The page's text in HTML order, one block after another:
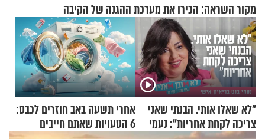
מקור השראה: הכירו את מערכת ההגנה של הקיבה
"לא שאלו אותי. הבנתי שאני
צריכה לקחת אחריות": נעמי
אחרי תשעה באב חוזרים לכבס:
6 הטעויות שאתם חייבים